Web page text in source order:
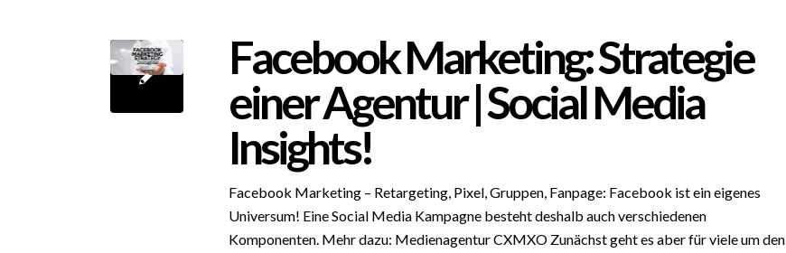
Facebook Marketing: Strategie
einer Agentur | Social Media
Insights!
Facebook Marketing – Retargeting, Pixel, Gruppen, Fanpage: Facebook ist ein eigenes
Universum! Eine Social Media Kampagne besteht deshalb auch verschiedenen
Komponenten. Mehr dazu: Medienagentur CXMXO Zunächst geht es aber für viele um den